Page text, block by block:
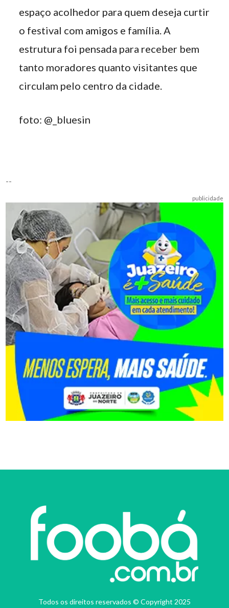
espaço acolhedor para quem deseja curtir
o festival com amigos e família. A
estrutura foi pensada para receber bem
tanto moradores quanto visitantes que
circulam pelo centro da cidade.
foto: @_bluesin
--
publicidade
Todos os direitos reservados © Copyright 2025